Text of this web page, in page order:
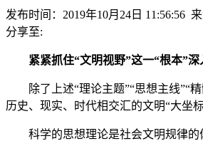
发布时间： 2019年10月24日 11:56:56 来
分享至:
紧紧抓住“文明视野”这一“根本”
除了上述“理论主题”“思想主线”“精
历史、现实、时代相交汇的文明“大坐
科学的思想理论是社会文明规律的